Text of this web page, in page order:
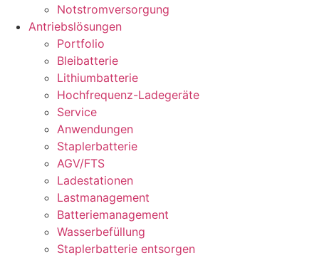
Notstromversorgung
Antriebslösungen
Portfolio
Bleibatterie
Lithiumbatterie
Hochfrequenz-Ladegeräte
Service
Anwendungen
Staplerbatterie
AGV/FTS
Ladestationen
Lastmanagement
Batteriemanagement
Wasserbefüllung
Staplerbatterie entsorgen